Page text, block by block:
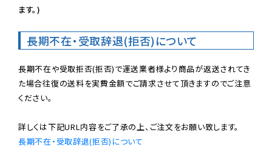
ます。)
長期不在・受取辞退(拒否)について
長期不在や受取拒否(拒否)で運送業者様より商品が返送されてき
た場合往復の送料を実費金額でご請求させて頂きますのでご注意
ください。
長期不在・受取辞退(拒否)について